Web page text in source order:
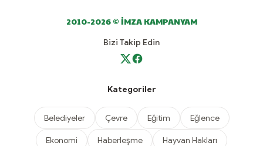
2010-2026 © İMZA KAMPANYAM
Bizi Takip Edin
Kategoriler
Belediyeler Çevre Eğitim Eğlence
Ekonomi Haberleşme Hayvan Hakları